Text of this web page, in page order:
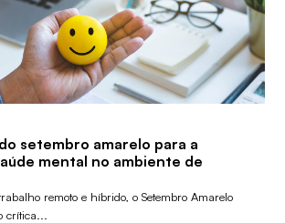
setembro amarelo para a
mental no ambiente de
remoto e híbrido, o Setembro Amarelo
crítica...